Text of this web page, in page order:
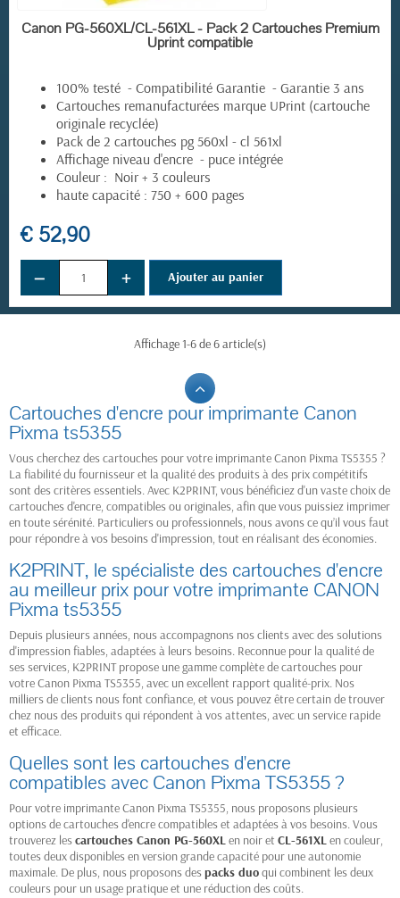
EN STOCK
Canon PG-560XL/CL-561XL - Pack 2 Cartouches Premium
Uprint compatible
100% testé - Compatibilité Garantie - Garantie 3 ans
Cartouches remanufacturées marque UPrint (cartouche
originale recyclée)
Pack de 2 cartouches pg 560xl - cl 561xl
Affichage niveau d'encre - puce intégrée
Couleur : Noir + 3 couleurs
haute capacité : 750 + 600 pages
€ 52,90
− + Ajouter au panier
Affichage 1-6 de 6 article(s)
Cartouches d'encre pour imprimante Canon
Pixma ts5355
Vous cherchez des cartouches pour votre imprimante Canon Pixma TS5355 ?
La fiabilité du fournisseur et la qualité des produits à des prix compétitifs
sont des critères essentiels. Avec K2PRINT, vous bénéficiez d'un vaste choix de
cartouches d'encre, compatibles ou originales, afin que vous puissiez imprimer
en toute sérénité. Particuliers ou professionnels, nous avons ce qu’il vous faut
pour répondre à vos besoins d'impression, tout en réalisant des économies.
K2PRINT, le spécialiste des cartouches d'encre
au meilleur prix pour votre imprimante CANON
Pixma ts5355
Depuis plusieurs années, nous accompagnons nos clients avec des solutions
d'impression fiables, adaptées à leurs besoins. Reconnue pour la qualité de
ses services, K2PRINT propose une gamme complète de cartouches pour
votre Canon Pixma TS5355, avec un excellent rapport qualité-prix. Nos
milliers de clients nous font confiance, et vous pouvez être certain de trouver
chez nous des produits qui répondent à vos attentes, avec un service rapide
et efficace.
Quelles sont les cartouches d'encre
compatibles avec Canon Pixma TS5355 ?
Pour votre imprimante Canon Pixma TS5355, nous proposons plusieurs
options de cartouches d'encre compatibles et adaptées à vos besoins. Vous
trouverez lescartouches Canon PG-560XLen noir et CL-561XLen couleur,
toutes deux disponibles en version grande capacité pour une autonomie
maximale. De plus, nous proposons despacks duoqui combinent les deux
couleurs pour un usage pratique et une réduction des coûts.